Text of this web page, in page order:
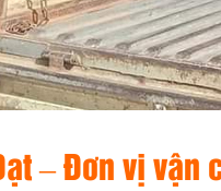
– Đơn vị vận